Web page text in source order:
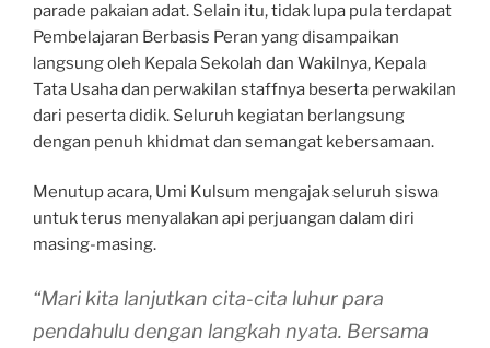
parade pakaian adat. Selain itu, tidak lupa pula terdapat
Pembelajaran Berbasis Peran yang disampaikan
langsung oleh Kepala Sekolah dan Wakilnya, Kepala
Tata Usaha dan perwakilan staffnya beserta perwakilan
dari peserta didik. Seluruh kegiatan berlangsung
dengan penuh khidmat dan semangat kebersamaan.
Menutup acara, Umi Kulsum mengajak seluruh siswa
untuk terus menyalakan api perjuangan dalam diri
masing-masing.
“Mari kita lanjutkan cita-cita luhur para
pendahulu dengan langkah nyata. Bersama